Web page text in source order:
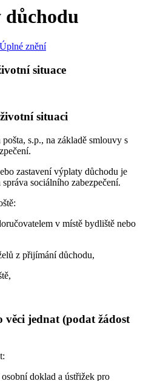
Úplné znění
situace
situaci
s.p., na základě smlouvy s
zastavení výplaty důchodu je
sociálního zabezpečení.
v místě bydliště nebo
z přijímání důchodu,
jednat (podat žádost
doklad a ústřižek pro